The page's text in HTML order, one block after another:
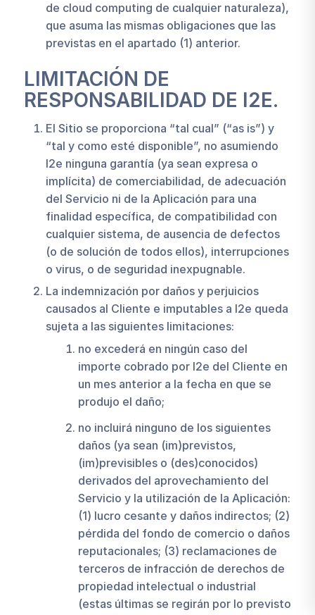
de cloud computing de cualquier naturaleza),
que asuma las mismas obligaciones que las
previstas en el apartado (1) anterior.
LIMITACIÓN DE
RESPONSABILIDAD DE I2E.
El Sitio se proporciona “tal cual” (“as is”) y
“tal y como esté disponible”, no asumiendo
I2e ninguna garantía (ya sean expresa o
implícita) de comerciabilidad, de adecuación
del Servicio ni de la Aplicación para una
finalidad específica, de compatibilidad con
cualquier sistema, de ausencia de defectos
(o de solución de todos ellos), interrupciones
o virus, o de seguridad inexpugnable.
La indemnización por daños y perjuicios
causados al Cliente e imputables a I2e queda
sujeta a las siguientes limitaciones:
no excederá en ningún caso del
importe cobrado por I2e del Cliente en
un mes anterior a la fecha en que se
produjo el daño;
no incluirá ninguno de los siguientes
daños (ya sean (im)previstos,
(im)previsibles o (des)conocidos)
derivados del aprovechamiento del
Servicio y la utilización de la Aplicación:
(1) lucro cesante y daños indirectos; (2)
pérdida del fondo de comercio o daños
reputacionales; (3) reclamaciones de
terceros de infracción de derechos de
propiedad intelectual o industrial
(estas últimas se regirán por lo previsto